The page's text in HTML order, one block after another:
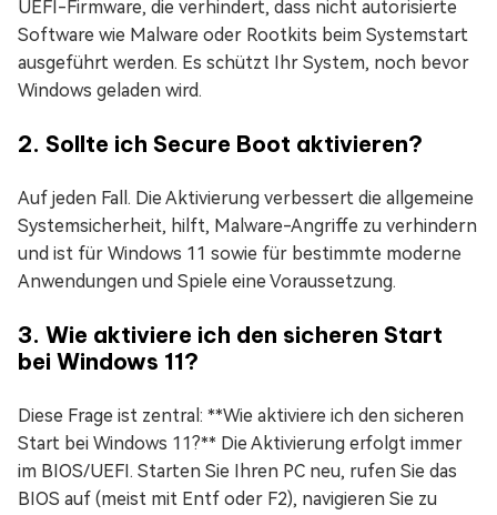
UEFI-Firmware, die verhindert, dass nicht autorisierte
Software wie Malware oder Rootkits beim Systemstart
ausgeführt werden. Es schützt Ihr System, noch bevor
Windows geladen wird.
2. Sollte ich Secure Boot aktivieren?
Auf jeden Fall. Die Aktivierung verbessert die allgemeine
Systemsicherheit, hilft, Malware-Angriffe zu verhindern
und ist für Windows 11 sowie für bestimmte moderne
Anwendungen und Spiele eine Voraussetzung.
3. Wie aktiviere ich den sicheren Start
bei Windows 11?
Diese Frage ist zentral: **Wie aktiviere ich den sicheren
Start bei Windows 11?** Die Aktivierung erfolgt immer
im BIOS/UEFI. Starten Sie Ihren PC neu, rufen Sie das
BIOS auf (meist mit Entf oder F2), navigieren Sie zu